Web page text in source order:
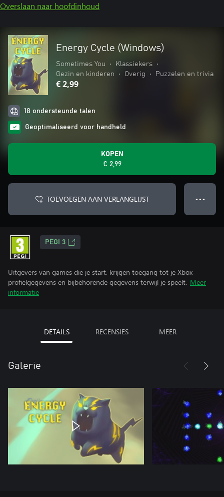
Overslaan naar hoofdinhoud
Energy Cycle (Windows)
Sometimes You • Klassiekers
•
Gezin en kinderen
• Overig • Puzzelen en trivia
€ 2,99
18 ondersteunde talen
Geoptimaliseerd voor handheld
KOPEN
€ 2,99
TOEVOEGEN AAN VERLANGLIJST ● ● ●
PEGI 3
Uitgevers van games die je start, krijgen toegang tot je Xbox-
profielgegevens en bijbehorende gegevens terwijl je speelt. Meer
informatie
DETAILS RECENSIES MEER
Galerie